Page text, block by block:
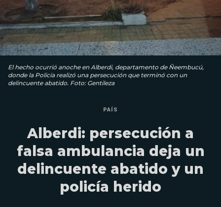
El hecho ocurrió anoche en Alberdi, departamento de Ñeembucú,
donde la Policía realizó una persecución que terminó con un
delincuente abatido. Foto: Gentileza
PAÍS
Alberdi: persecución a
falsa ambulancia deja un
delincuente abatido y un
policía herido